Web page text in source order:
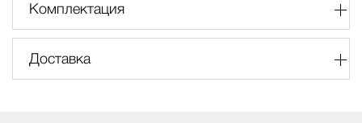
Комплектация
Доставка